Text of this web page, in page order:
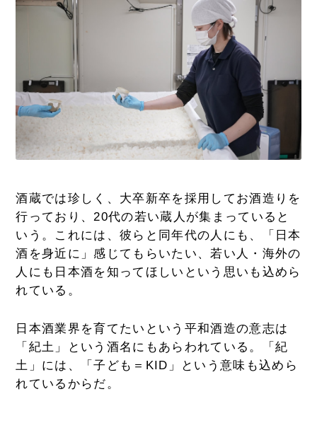
酒蔵では珍しく、大卒新卒を採用してお酒造りを
行っており、20代の若い蔵人が集まっていると
いう。これには、彼らと同年代の人にも、「日本
酒を身近に」感じてもらいたい、若い人・海外の
人にも日本酒を知ってほしいという思いも込めら
れている。
日本酒業界を育てたいという平和酒造の意志は
「紀土」という酒名にもあらわれている。「紀
土」には、「子ども＝KID」という意味も込めら
れているからだ。